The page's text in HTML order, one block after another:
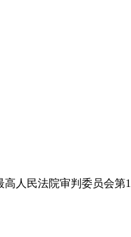
人民法院审判委员会第